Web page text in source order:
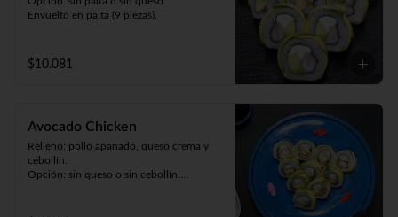
Envuelto en palta (9 piezas).
$10.081
Avocado Chicken
Relleno: pollo apanado, queso crema y
cebollín.
Opción: sin queso o sin cebollín.